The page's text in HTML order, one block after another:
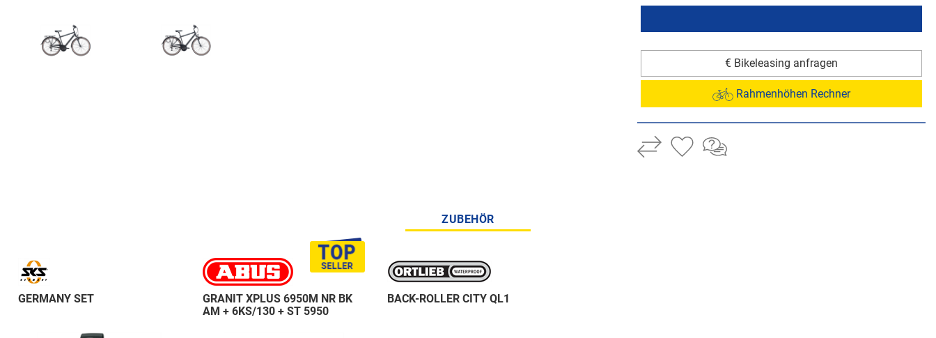
€ Bikeleasing anfragen
Rahmenhöhen Rechner
ZUBEHÖR
GERMANY SET
GRANIT XPLUS 6950M NR BK
AM + 6KS/130 + ST 5950
BACK-ROLLER CITY QL1